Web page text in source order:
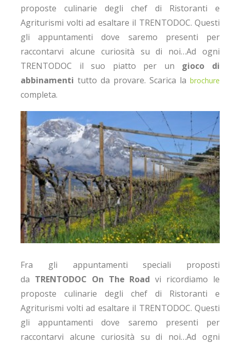
proposte culinarie degli chef di Ristoranti e
Agriturismi volti ad esaltare il TRENTODOC. Questi
gli appuntamenti dove saremo presenti per
raccontarvi alcune curiosità su di noi…Ad ogni
TRENTODOC il suo piatto per un gioco di
abbinamenti tutto da provare. Scarica la brochure
completa.
Fra gli appuntamenti speciali proposti
da TRENTODOC On The Road vi ricordiamo le
proposte culinarie degli chef di Ristoranti e
Agriturismi volti ad esaltare il TRENTODOC. Questi
gli appuntamenti dove saremo presenti per
raccontarvi alcune curiosità su di noi…Ad ogni